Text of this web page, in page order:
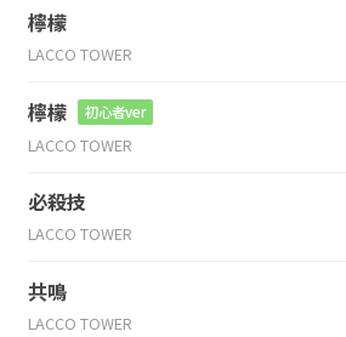
檸檬
LACCO TOWER
檸檬 初心者ver
LACCO TOWER
必殺技
LACCO TOWER
共鳴
LACCO TOWER